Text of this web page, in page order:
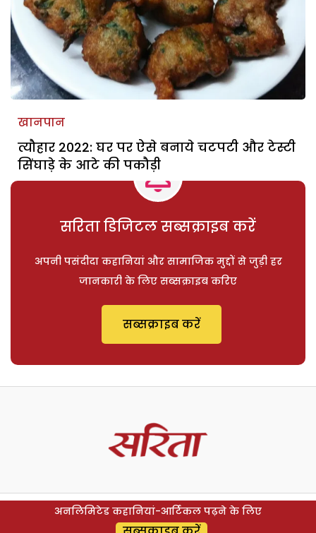
खानपान
त्यौहार 2022: घर पर ऐसे बनाये चटपटी और टेस्टी
सिंघाड़े के आटे की पकौड़ी
सरिता डिजिटल सब्सक्राइब करें
अपनी पसंदीदा कहानियां और सामाजिक मुद्दों से जुड़ी हर
जानकारी के लिए सब्सक्राइब करिए
सब्सक्राइब करें
अनलिमिटेड कहानियां-आर्टिकल पढ़ने के लिए